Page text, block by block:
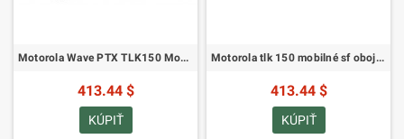
Motorola Wave PTX TLK150 Mobilné obojsmerné rádio_emea (HK2134A)
413.44 $
KÚPIŤ
Motorola tlk 150 mobilné sf obojsmerné rádio_emea bez SIM (HK2182A)
413.44 $
KÚPIŤ